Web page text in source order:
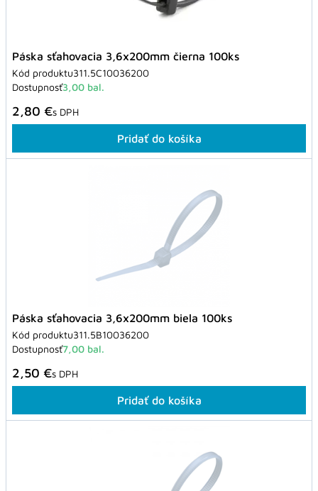
Páska sťahovacia 3,6x200mm čierna 100ks
Kód produktu311.5C10036200
Dostupnosť3,00 bal.
2,80 €s DPH
Pridať do košíka
Páska sťahovacia 3,6x200mm biela 100ks
Kód produktu311.5B10036200
Dostupnosť7,00 bal.
2,50 €s DPH
Pridať do košíka